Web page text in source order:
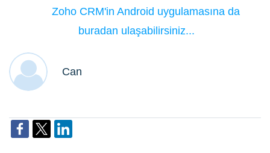
Zoho CRM'in Android uygulamasına da
buradan ulaşabilirsiniz...
Can